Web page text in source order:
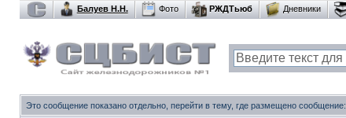
Балуев Н.Н. Фото РЖДТьюб Дневники
Это сообщение показано отдельно, перейти в тему, где размещено сообщение: